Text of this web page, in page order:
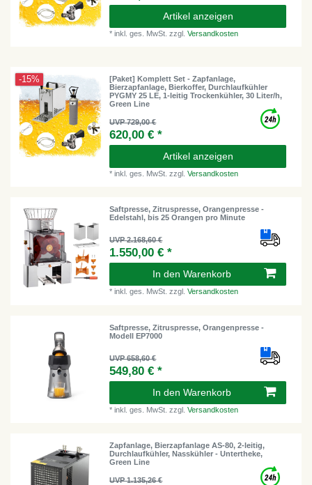
Artikel anzeigen
*inkl. ges. MwSt. zzgl.Versandkosten
-15%
[Paket] Komplett Set - Zapfanlage,
Bierzapfanlage, Bierkoffer, Durchlaufkühler
PYGMY 25 LE, 1-leitig Trockenkühler, 30 Liter/h,
Green Line
UVP 729,00 €
620,00 € *
Artikel anzeigen
*inkl. ges. MwSt. zzgl.Versandkosten
Saftpresse, Zitruspresse, Orangenpresse -
Edelstahl, bis 25 Orangen pro Minute
UVP 2.168,60 €
1.550,00 € *
In den Warenkorb
*inkl. ges. MwSt. zzgl.Versandkosten
Saftpresse, Zitruspresse, Orangenpresse -
Modell EP7000
UVP 658,60 €
549,80 € *
In den Warenkorb
*inkl. ges. MwSt. zzgl.Versandkosten
Zapfanlage, Bierzapfanlage AS-80, 2-leitig,
Durchlaufkühler, Nasskühler - Untertheke,
Green Line
UVP 1.135,26 €